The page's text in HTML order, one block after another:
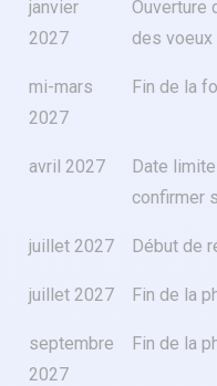
janvier
2027
Ouverture
des voeux
mi-mars
2027
Fin de la
avril 2027
Date
confirmer
juillet 2027 Début de
juillet 2027 Fin de la
septembre
2027
Fin de la